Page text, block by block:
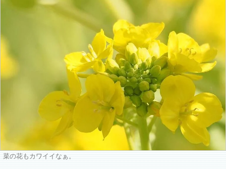
菜の花もカワイイなぁ。